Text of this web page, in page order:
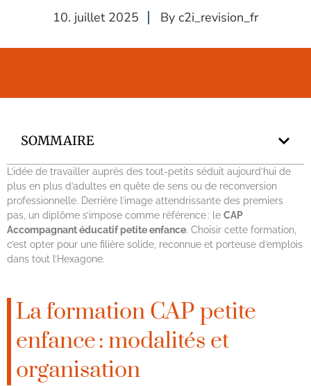
10. juillet 2025 By c2i_revision_fr
SOMMAIRE
L’idée de travailler auprès des tout-petits séduit aujourd’hui de
plus en plus d’adultes en quête de sens ou de reconversion
professionnelle. Derrière l’image attendrissante des premiers
pas, un diplôme s’impose comme référence : le CAP
Accompagnant éducatif petite enfance. Choisir cette formation,
c’est opter pour une filière solide, reconnue et porteuse d’emplois
dans tout l’Hexagone.
La formation CAP petite
enfance : modalités et
organisation